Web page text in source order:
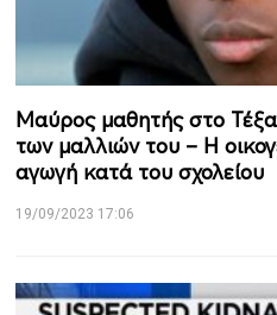
Μαύρος μαθητής στο
των μαλλιών του – Η
αγωγή κατά του σχολείου
19/09/2023 17:06